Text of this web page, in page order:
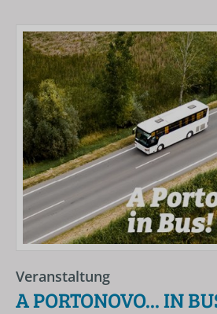
Veranstaltung
A PORTONOVO... IN